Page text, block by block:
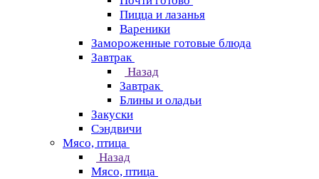
Пицца и лазанья
Вареники
Замороженные готовые блюда
Завтрак
Назад
Завтрак
Блины и оладьи
Закуски
Сэндвичи
Мясо, птица
Назад
Мясо, птица